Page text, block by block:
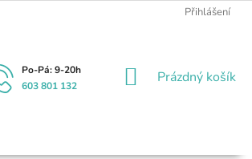
Přihlášení
603 801 132
NÁKUPNÍ
Prázdný košík